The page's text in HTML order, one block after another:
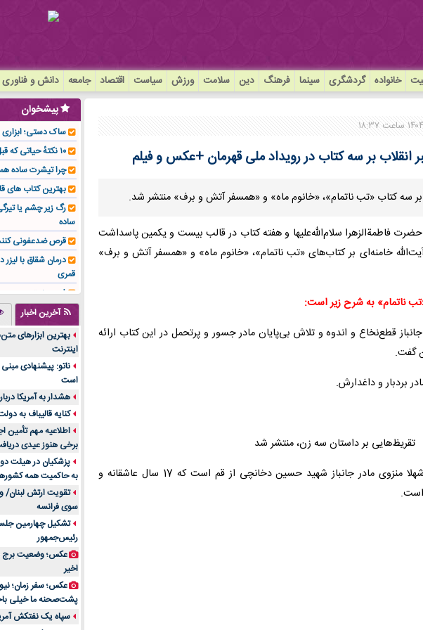
خانواده گردشگری سینما فرهنگ دین سلامت ورزش سیاست اقتصاد جامعه دانش و فناوری
انقلاب بر سه کتاب در رویداد ملی قهرمان +عکس و فیلم
سه کتاب «تب ناتمام»، «خانوم ماه» و «همسفر آتش و برف» منتشر شد.
فاطمةالزهرا سلام‌الله‌علیها و هفته کتاب در قالب بیست و یکمین پاسداشت
خامنه‌ای بر کتاب‌های «تب ناتمام»، «خانوم ماه» و «همسفر آتش و برف»
ناتمام» به شرح زیر است:
قطع‌نخاع و اندوه و تلاش بی‌پایان مادر جسور و پرتحمل در این کتاب ارائه
گفت.
بردبار و داغدارش.
کتاب «تب ناتمام» روایت زندگی خانم شهلا منزوی مادر جانباز شهید حسین دخانچی از قم است که 17 سال عاشقانه و
است.
پیشخوان
ساک دستی؛ ابزاری
۱۰ نکتهٔ حیاتی که قبل از کاشت ایمپلنت باید بدانید!
چرا تیشرت ساده
بهترین کتاب های
رگ زیر چشم یا
ساده
قرص ضدعفونی
درمان شقاق با لیزر
قمری
فوم صنعتی چیست و
تولیدکننده تهیه کرد؟
جنس هر کدام از
متریال برای شما
تولید لیوان
بازار ایران
درد زانو بعد از
انتخاب باشد
آینده موسیقی
بهترین راه
است؟
مقایسه قالب
خرید سمعک
تصمیم‌گیری
خرید و فروش
ایرانیان
اهمیت انتخاب
پرونده‌های حساس و
۷ تاثیرات کامپیوتر در حوزه علوم زندگی و کاربردی
لیفتراک صفر؛
آخرین اخبار
بهترین ابزارهای
اینترنت
ناتو: پیشنهادی
است
هشدار به آمریکا
کنایه قالیباف به
اطلاعیه مهم تأمین
برخی هنوز عیدی
پزشکیان در هیئت
به حاکمیت همه
تقویت ارتش لبنان/
سوی فرانسه
تشکیل چهارمین
رئیس‌جمهور
عکس؛ وضعیت برج
اخیر
پشت‌صحنه ما خیلی
سپاه یک نفتکش